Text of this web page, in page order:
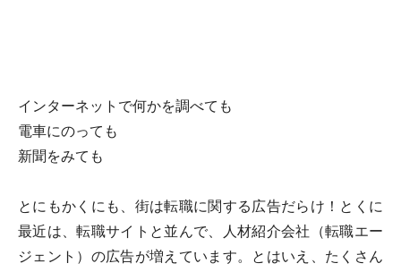
インターネットで何かを調べても
電車にのっても
新聞をみても
とにもかくにも、街は転職に関する広告だらけ！とくに
最近は、転職サイトと並んで、人材紹介会社（転職エー
ジェント）の広告が増えています。とはいえ、たくさん